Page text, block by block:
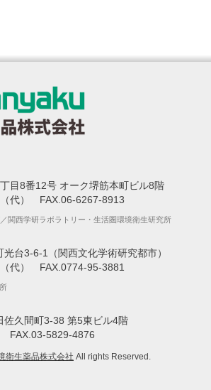
目8番12号 オーク堺筋本町ビル8階
代） FAX.06-6267-8913
／関西学研ラボラトリー・生活圏環境衛生研究所
台3-6-1（関西文化学術研究都市）
代） FAX.0774-95-3881
佐久間町3-38 第5東ビル4階
FAX.03-5829-4876
衛生薬品株式会社 All rights Reserved.